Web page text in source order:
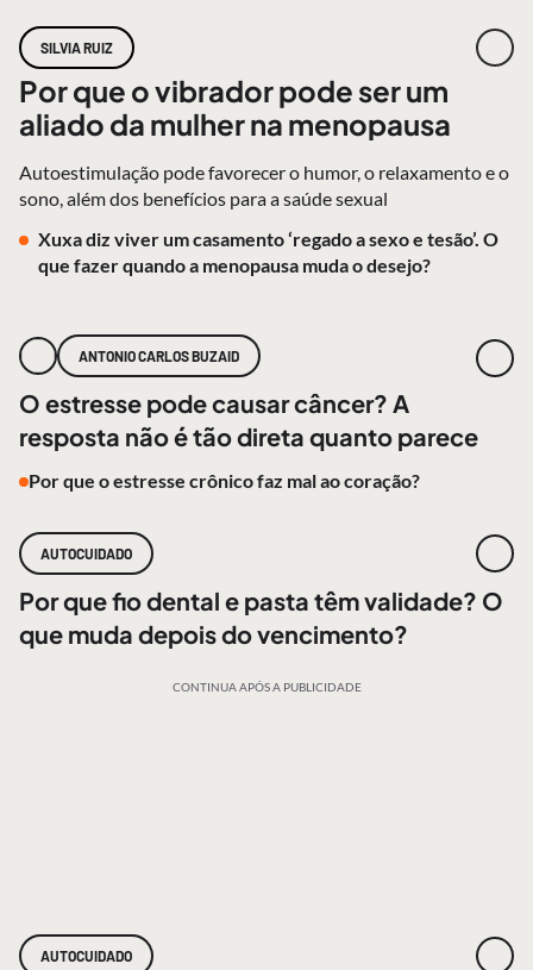
SILVIA RUIZ
Por que o vibrador pode ser um
aliado da mulher na menopausa
Autoestimulação pode favorecer o humor, o relaxamento e o
sono, além dos benefícios para a saúde sexual
Xuxa diz viver um casamento ‘regado a sexo e tesão’. O
que fazer quando a menopausa muda o desejo?
ANTONIO CARLOS BUZAID
O estresse pode causar câncer? A
resposta não é tão direta quanto parece
Por que o estresse crônico faz mal ao coração?
AUTOCUIDADO
Por que fio dental e pasta têm validade? O
que muda depois do vencimento?
CONTINUA APÓS A PUBLICIDADE
AUTOCUIDADO